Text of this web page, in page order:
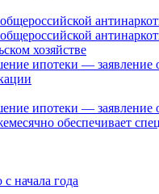
хозяйстве
ипотеки —
ипотеки —
обеспечивает
начала года